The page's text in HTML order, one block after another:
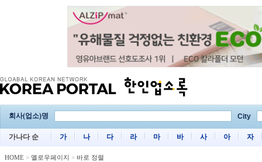
회사(업소)명 City
가나다 순 가 나 다 라 마 바 사 아 자
HOME > 옐로우페이지 > 바로 정렬